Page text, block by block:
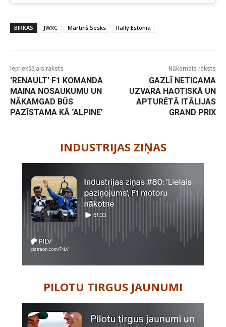
BIRKAS JWRC Mārtiņš Sesks Rally Estonia
Iepriekšējais raksts
‘RENAULT’ F1 KOMANDA
MAINA NOSAUKUMU UN
NĀKAMGAD BŪS
PAZĪSTAMA KĀ ‘ALPINE’
Nākamais raksts
GAZLĪ NETICAMA
UZVARA HAOTISKĀ UN
APTURĒTĀ ITĀLIJAS
GRAND PRIX
INDUSTRIJAS ZIŅAS
PILOTU TIRGUS JAUNUMI